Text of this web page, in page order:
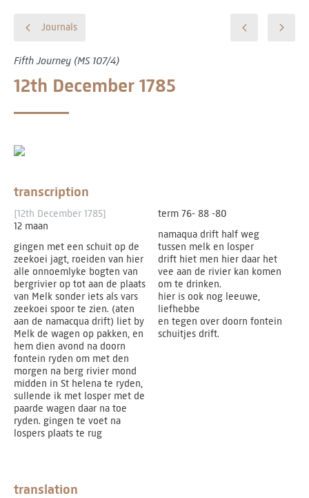
Journals
Fifth Journey (MS 107/4)
12th December 1785
transcription
[12th December 1785]
12 maan
gingen met een schuit op de
zeekoei jagt, roeiden van hier
alle onnoemlyke bogten van
bergrivier op tot aan de plaats
van Melk sonder iets als vars
zeekoei spoor te zien. (aten
aan de namacqua drift) liet by
Melk de wagen op pakken, en
hem dien avond na doorn
fontein ryden om met den
morgen na berg rivier mond
midden in St helena te ryden,
sullende ik met losper met de
paarde wagen daar na toe
ryden. gingen te voet na
lospers plaats te rug
term 76- 88 -80
namaqua drift half weg
tussen melk en losper
drift hiet men hier daar het
vee aan de rivier kan komen
om te drinken.
hier is ook nog leeuwe,
liefhebbe
en tegen over doorn fontein
schuitjes drift.
translation